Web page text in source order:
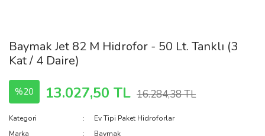
Baymak Jet 82 M Hidrofor - 50 Lt. Tanklı (3
Kat / 4 Daire)
%20 13.027,50 TL 16.284,38 TL
Kategori
Ev Tipi Paket Hidroforlar
Marka
Baymak